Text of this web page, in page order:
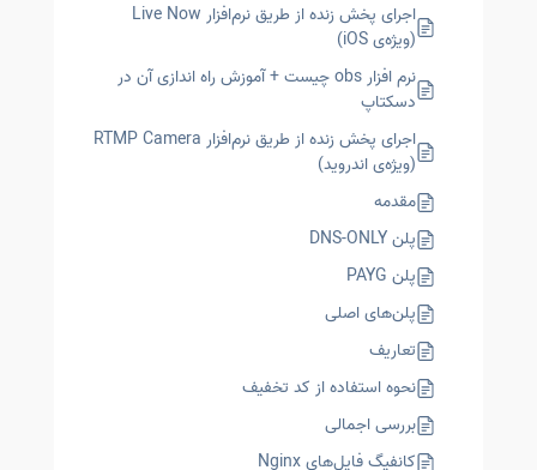
اجرای پخش زنده از طریق نرم‌افزار Live Now
(ویژه‌ی iOS)
نرم افزار obs چیست + آموزش راه اندازی آن در
دسکتاپ
اجرای پخش زنده از طریق نرم‌افزار RTMP Camera
(ویژه‌ی اندروید)
مقدمه
پلن DNS-ONLY
پلن PAYG
پلن‌های اصلی
تعاریف
نحوه استفاده از کد تخفیف
بررسی اجمالی
کانفیگ‌ فایل‌های Nginx